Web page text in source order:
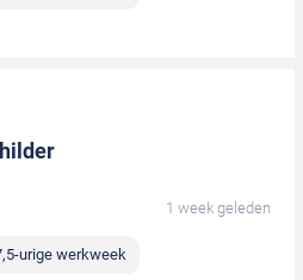
1 week geleden
urige werkweek